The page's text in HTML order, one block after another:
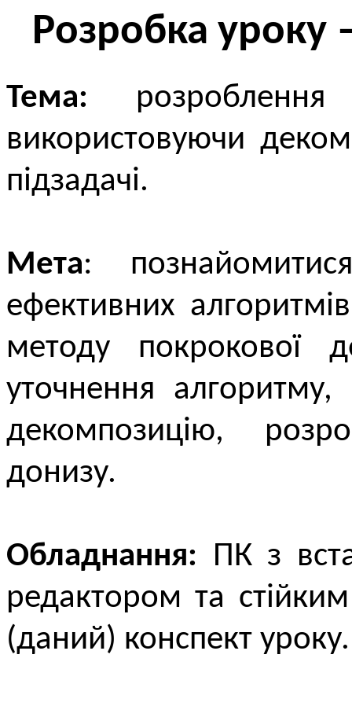
Розробка уроку
Тема: розроблення
використовуючи
підзадачі.
Мета:
ефективних
методу покрокової
уточнення алгоритму,
декомпозицію,
донизу.
Обладнання: ПК з
редактором та
(даний) конспект уроку.